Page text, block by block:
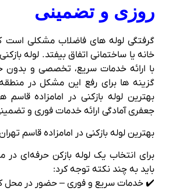
روزی و تضمینی
گرفتگی لوله‌ های فاضلاب مشکلی است
خانه یا ساختمانی اتفاق بیفتد. لوله بازکنی
با ارائه خدمات سریع، تخصصی و بدون
گزینه‌ ها برای رفع این مشکل در منطقه
بهترین لوله بازکنی در امامزاده قاسم
جعفری آمادگی ارائه خدمات فوری و
بهترین لوله بازکنی در امامزاده قاسم تهران
برای انتخاب یک لوله بازکن حرفه‌ای در
باید به چند نکته توجه کرد:
✔️ خدمات سریع و فوری – حضور در محل کمتر از ۳۰